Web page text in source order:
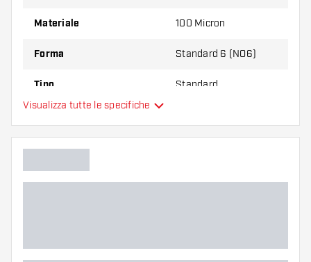
Materiale 100 Micron
Forma Standard 6 (NO6)
Tipo Standard
Colori aggiuntivi
Visualizza tutte le specifiche